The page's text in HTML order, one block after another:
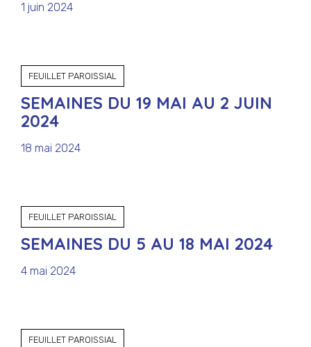
1 juin 2024
FEUILLET PAROISSIAL
SEMAINES DU 19 MAI AU 2 JUIN
2024
18 mai 2024
FEUILLET PAROISSIAL
SEMAINES DU 5 AU 18 MAI 2024
4 mai 2024
FEUILLET PAROISSIAL